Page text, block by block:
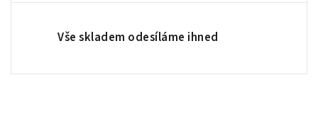
Vše skladem odesíláme ihned